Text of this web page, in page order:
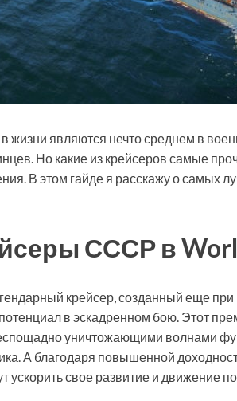
в жизни являются нечто среднем в
Но какие из крейсеров самые
В этом гайде я расскажу о самых
СССР в
крейсер, созданный еще
в эскадренном бою. Этот
уничтожающими волнами
А благодаря повышенной
ускорить свое развитие и движение